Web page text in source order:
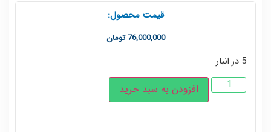
قیمت محصول:
76,000,000 تومان
5 در انبار
افزودن به سبد خرید